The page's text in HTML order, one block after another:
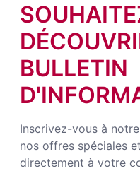
BULLETIN
Inscrivez-vous à
nos offres spéciales
directement à votre